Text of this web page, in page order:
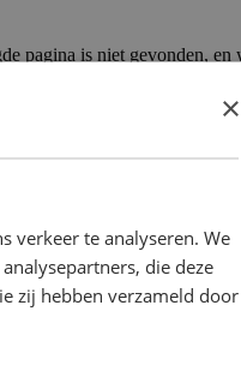
pagina is niet gevonden, en
heeft ingetypt, controleer
geklikt om hier te komen,×
verkeer te analyseren. We
die deze
zij hebben verzameld door